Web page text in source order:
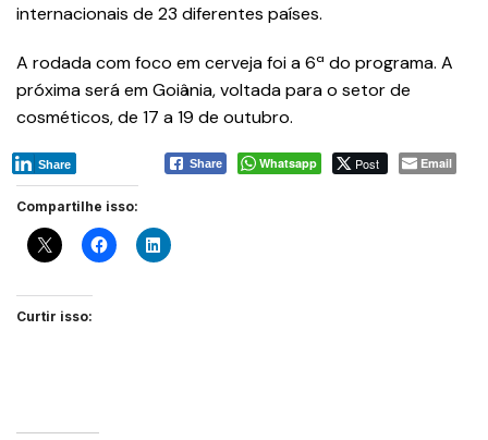
internacionais de 23 diferentes países.
A rodada com foco em cerveja foi a 6ª do programa. A
próxima será em Goiânia, voltada para o setor de
cosméticos, de 17 a 19 de outubro.
Share Whatsapp Post Email
Share
Compartilhe isso:
Curtir isso: